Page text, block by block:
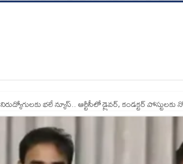
నిరుద్యోగులకు భలే న్యూస్.. ఆర్టీసీలో డ్రైవర్, కండక్టర్‌